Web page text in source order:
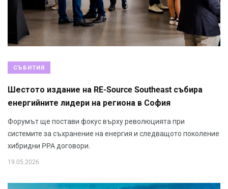
СЪБИТИЯ
Шестото издание на RE-Source Southeast събира
енергийните лидери на региона в София
Форумът ще постави фокус върху революцията при
системите за съхранение на енергия и следващото поколение
хибридни PPA договори.
19.05.2026